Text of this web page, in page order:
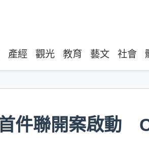
產經 觀光 教育 藝文 社會
件聯開案啟動